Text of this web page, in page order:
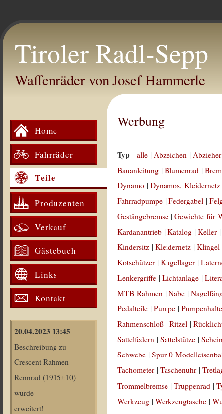
Tiroler Radl-Sepp
Waffenräder von Josef Hammerle
Home
Fahrräder
Teile
Produzenten
Verkauf
Gästebuch
Links
Kontakt
20.04.2023 13:45
Beschreibung zu
Crescent Rahmen
Rennrad (1915±10)
wurde
erweitert!
Werbung
Typ alle |Abzeichen |
Bauanleitung |Blumenrad |
Dynamo |Dynamos, Kleidernetz
Fahrradpumpe |Federgabel |
Gestängebremse |Gewichte für
Kardanantrieb |Katalog |Keller
Kindersitz |Kleidernetz |Klingel
Kotschützer |Kugellager |
Lenkergriffe |Lichtanlage |
MTB Rahmen |Nabe |
Pedalteile |Pumpe |
Rahmenschloß |Ritzel |
Sattelfedern |Sattelstütze |
Schwebe |Spur 0
Tachometer |Taschenuhr |
Trommelbremse |Truppenrad |
Werkzeug |Werkzeugtasche |